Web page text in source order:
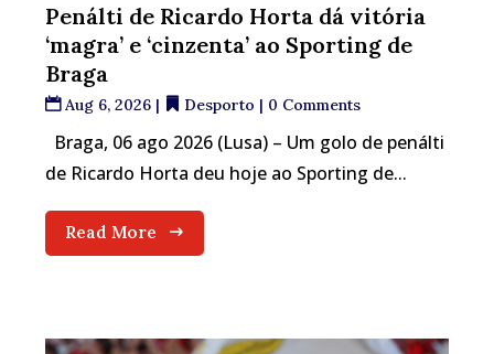
Penálti de Ricardo Horta dá vitória
‘magra’ e ‘cinzenta’ ao Sporting de
Braga
Aug 6, 2026 | Desporto | 0 Comments
Braga, 06 ago 2026 (Lusa) – Um golo de penálti
de Ricardo Horta deu hoje ao Sporting de...
Read More